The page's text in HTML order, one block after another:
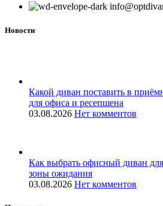
Новости
Какой диван поставить в
для офиса и ресепшена
03.08.2026 Нет комментов
Как выбрать офисный диван
зоны ожидания
03.08.2026 Нет комментов